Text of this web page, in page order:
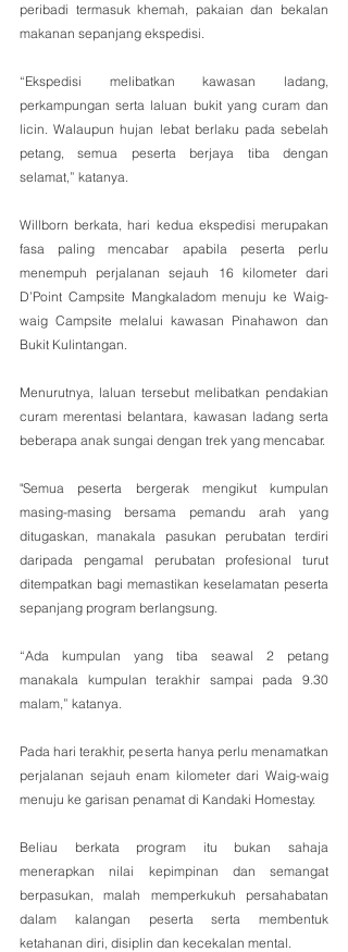
peribadi termasuk khemah, pakaian dan bekalan
makanan sepanjang ekspedisi.
“Ekspedisi melibatkan kawasan ladang,
perkampungan serta laluan bukit yang curam dan
licin. Walaupun hujan lebat berlaku pada sebelah
petang, semua peserta berjaya tiba dengan
selamat,” katanya.
Willborn berkata, hari kedua ekspedisi merupakan
fasa paling mencabar apabila peserta perlu
menempuh perjalanan sejauh 16 kilometer dari
D’Point Campsite Mangkaladom menuju ke Waig-
waig Campsite melalui kawasan Pinahawon dan
Bukit Kulintangan.
Menurutnya, laluan tersebut melibatkan pendakian
curam merentasi belantara, kawasan ladang serta
beberapa anak sungai dengan trek yang mencabar.
"Semua peserta bergerak mengikut kumpulan
masing-masing bersama pemandu arah yang
ditugaskan, manakala pasukan perubatan terdiri
daripada pengamal perubatan profesional turut
ditempatkan bagi memastikan keselamatan peserta
sepanjang program berlangsung.
“Ada kumpulan yang tiba seawal 2 petang
manakala kumpulan terakhir sampai pada 9.30
malam,” katanya.
Pada hari terakhir, peserta hanya perlu menamatkan
perjalanan sejauh enam kilometer dari Waig-waig
menuju ke garisan penamat di Kandaki Homestay.
Beliau berkata program itu bukan sahaja
menerapkan nilai kepimpinan dan semangat
berpasukan, malah memperkukuh persahabatan
dalam kalangan peserta serta membentuk
ketahanan diri, disiplin dan kecekalan mental.